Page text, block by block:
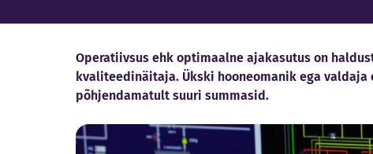
Operatiivsus ehk optimaalne ajakasutus on
kvaliteedinäitaja. Ükski hooneomanik ega valdaja
põhjendamatult suuri summasid.